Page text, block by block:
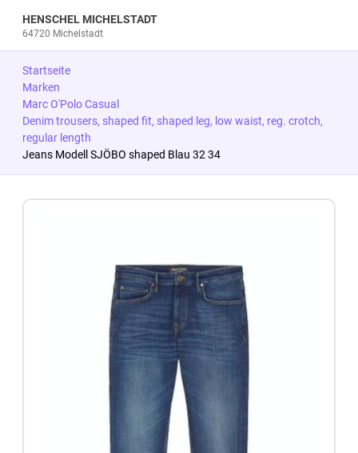
HENSCHEL MICHELSTADT
64720 Michelstadt
Startseite
Marken
Marc O'Polo Casual
Denim trousers, shaped fit, shaped leg, low waist, reg. crotch,
regular length
Jeans Modell SJÖBO shaped Blau 32 34